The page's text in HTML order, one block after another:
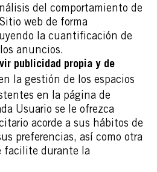
del comportamiento de
web de forma
la cuantificación de
anuncios.
publicidad propia y de
la gestión de los espacios
en la página de
Usuario se le ofrezca
acorde a sus hábitos de
preferencias, así como otra
facilite durante la